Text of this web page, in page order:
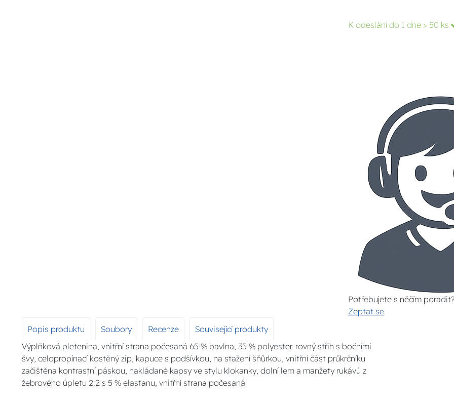
K odeslání do 1 dne > 50 ks
Potřebujete s něčím poradit?
Zeptat se
Popis produktu
Soubory Recenze
Související produkty
Výplňková pletenina, vnitřní strana počesaná 65 % bavlna, 35 % polyester. rovný střih s bočními
švy, celopropínací kostěný zip, kapuce s podšívkou, na stažení šňůrkou, vnitřní část průkrčníku
začištěna kontrastní páskou, nakládané kapsy ve stylu klokanky, dolní lem a manžety rukávů z
žebrového úpletu 2:2 s 5 % elastanu, vnitřní strana počesaná